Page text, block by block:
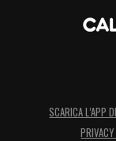
SCARICA L’APP